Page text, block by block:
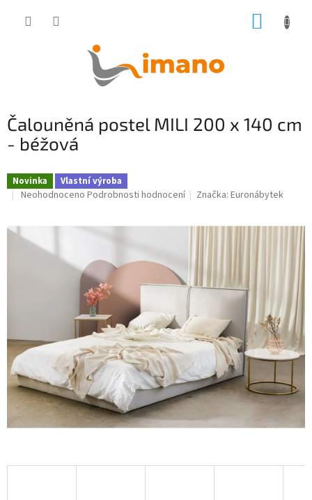
Čalouněná postel MILI 200 x 140 cm
- béžová
Novinka Vlastní výroba
Průměrné
je
Neohodnoceno Podrobnosti hodnocení Značka:Euronábytek